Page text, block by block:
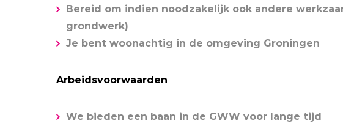
Bereid om indien noodzakelijk ook andere
grondwerk)
Je bent woonachtig in de omgeving Groningen
Arbeidsvoorwaarden
We bieden een baan in de GWW voor lange tijd